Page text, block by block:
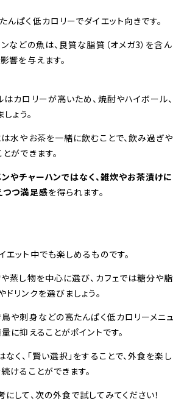
ぱく低カロリーでダイエット向きです。
などの魚は、良質な脂質（オメガ3）を含ん
響を与えます。
カロリーが高いため、焼酎やハイボール、
ょう。
水やお茶を一緒に飲むことで、飲み過ぎや
ができます。
やチャーハンではなく、雑炊やお茶漬けに
つつ満足感を得られます。
ット中でも楽しめるものです。
蒸し物を中心に選び、カフェでは糖分や脂
リンクを選びましょう。
や刺身などの高たんぱく低カロリーメニュ
に抑えることがポイントです。
く、「賢い選択」をすることで、外食を楽し
けることができます。
して、次の外食で試してみてください！